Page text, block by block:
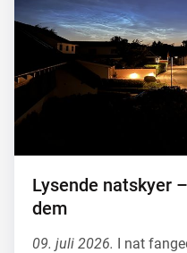
Lysende natskyer
dem
09. juli 2026. I nat